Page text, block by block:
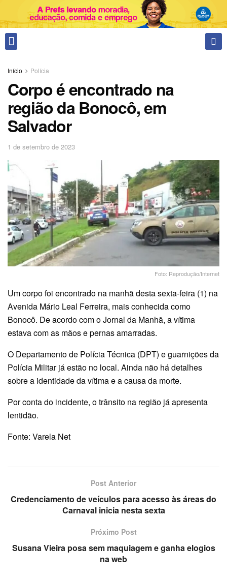
Início Polícia
Corpo é encontrado na
região da Bonocô, em
Salvador
1 de setembro de 2023
Foto: Reprodução/Internet
Um corpo foi encontrado na manhã desta sexta-feira (1) na
Avenida Mário Leal Ferreira, mais conhecida como
Bonocô. De acordo com o Jornal da Manhã, a vítima
estava com as mãos e pernas amarradas.
O Departamento de Polícia Técnica (DPT) e guarnições da
Polícia Militar já estão no local. Ainda não há detalhes
sobre a identidade da vítima e a causa da morte.
Por conta do incidente, o trânsito na região já apresenta
lentidão.
Fonte: Varela Net
Post Anterior
Credenciamento de veículos para acesso às áreas do
Carnaval inicia nesta sexta
Próximo Post
Susana Vieira posa sem maquiagem e ganha elogios
na web